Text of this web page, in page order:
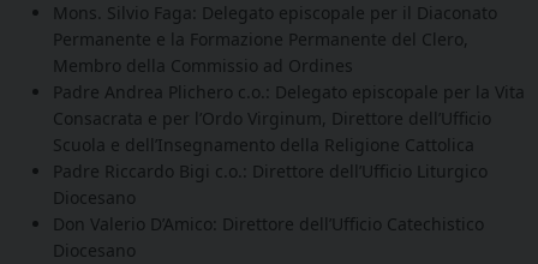
Mons. Silvio Faga: Delegato episcopale per il Diaconato
Permanente e la Formazione Permanente del Clero,
Membro della Commissio ad Ordines
Padre Andrea Plichero c.o.: Delegato episcopale per la Vita
Consacrata e per l’Ordo Virginum, Direttore dell’Ufficio
Scuola e dell’Insegnamento della Religione Cattolica
Padre Riccardo Bigi c.o.: Direttore dell’Ufficio Liturgico
Diocesano
Don Valerio D’Amico: Direttore dell’Ufficio Catechistico
Diocesano